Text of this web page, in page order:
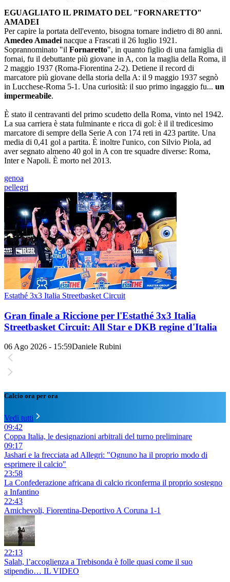
EGUAGLIATO IL PRIMATO DEL "FORNARETTO"
AMADEI
Per capire la portata dell'evento, bisogna tornare indietro di 80 anni.
Amedeo Amadei nacque a Frascati il 26 luglio 1921.
Soprannominato "il Fornaretto", in quanto figlio di una famiglia di
fornai, fu il debuttante più giovane in A, con la maglia della Roma, il
2 maggio 1937 (Roma-Fiorentina 2-2). Detiene il record di
marcatore più giovane della storia della A: il 9 maggio 1937 segnò
in Lucchese-Roma 5-1. Una curiosità: il suo primo ingaggio fu... un
impermeabile.
È stato il centravanti del primo scudetto della Roma, vinto nel 1942.
La sua carriera è stata fulminante e ricca di gol: è il il tredicesimo
marcatore di sempre della Serie A con 174 reti in 423 partite. Una
media di 0,41 gol a partita. È inoltre l'unico, con Silvio Piola, ad
aver segnato almeno 40 gol in A con tre squadre diverse: Roma,
Inter e Napoli. È morto nel 2013.
genoa
pellegri
Estathé 3x3 Italia Streetbasket Circuit
Gran finale a Riccione per l'Estathé 3x3 Italia
Streetbasket Circuit: All Star e DKB regine d'Italia
06 Ago 2026 - 15:59Daniele Rubini
Calcio ora per ora
Vedi tutti
09:42
Coppa Italia, le designazioni arbitrali del turno preliminare
09:17
Jashari e la frecciata ad Allegri: "Ognuno ha il proprio modo di
esprimere il calcio"
23:58
La Confederazione africana di calcio riconferma il proprio sostegno
a Infantino
22:43
Amichevoli, Fiorentina-Deportivo A Coruna 1-1
22:13
Salah, l’accoglienza a Trebisonda è folle quasi come il suo
stipendio… IL VIDEO